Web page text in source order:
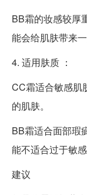
BB霜的妆感较厚
能会给肌肤带来一
4. 适用肤质 ：
CC霜适合敏感肌
的肌肤。
BB霜适合面部瑕
能不适合过于敏感
建议